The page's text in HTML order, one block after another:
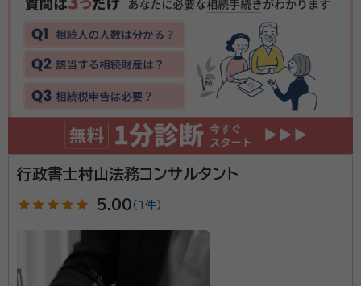
経歴： お気楽にご相談ください！
服部脩（ハットリユウ）
経歴： 私たちはこれまで、常に誠実に業務を遂行することで、お客様との
信頼関係を育んでまいりました。そして、これからも誠実と信頼をモットー
に、お客様、従業員、社会に貢献してまいります。
アベニールの理念 私たちは、超高齢社会の中にあって、
高齢者とその家族が抱える不安の解消に努めます。 そし
て、高齢者の皆様が人生の最後を前向きに、積極的に生
献していきます。 当法人は、相続に関して確かな知識と
経験を備えた行政書士が複数人所属しております。 誰
に相談したらいいかわからないこと、まずは無料相談か
らお客様の希望に合うオーダーメイドのプランを作成い
所属団体：
士会・三重県行政書士会
行政書士村山法務コンサルタント
star star star star star 5.00 （ 1件）